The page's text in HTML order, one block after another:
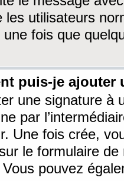
les utilisateurs
fois que
puis-je ajouter
une signature à
par
Une fois crée,
sur le formulaire de
pouvez